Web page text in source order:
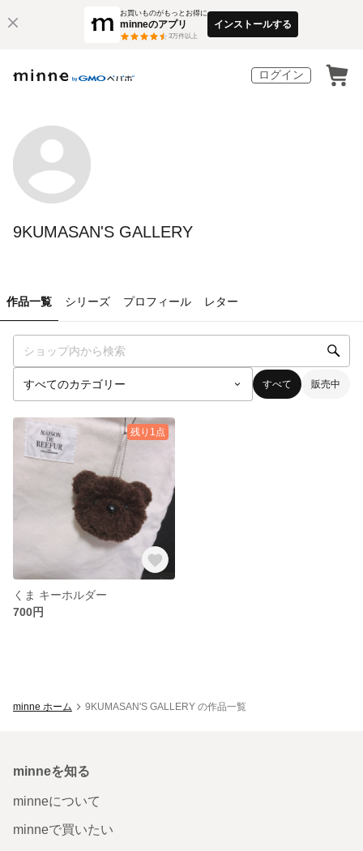
お買いものがもっとお得に
minneのアプリ
3万件以上
インストールする
ログイン
9KUMASAN'S GALLERY
作品一覧 シリーズ プロフィール レター
すべて 販売中
残り1点
くま キーホルダー
700円
minne ホーム 9KUMASAN'S GALLERY の作品一覧
minneを知る
minneについて
minneで買いたい